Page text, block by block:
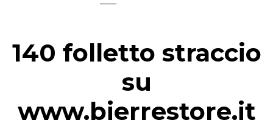
140 folletto straccio
su
www.bierrestore.it